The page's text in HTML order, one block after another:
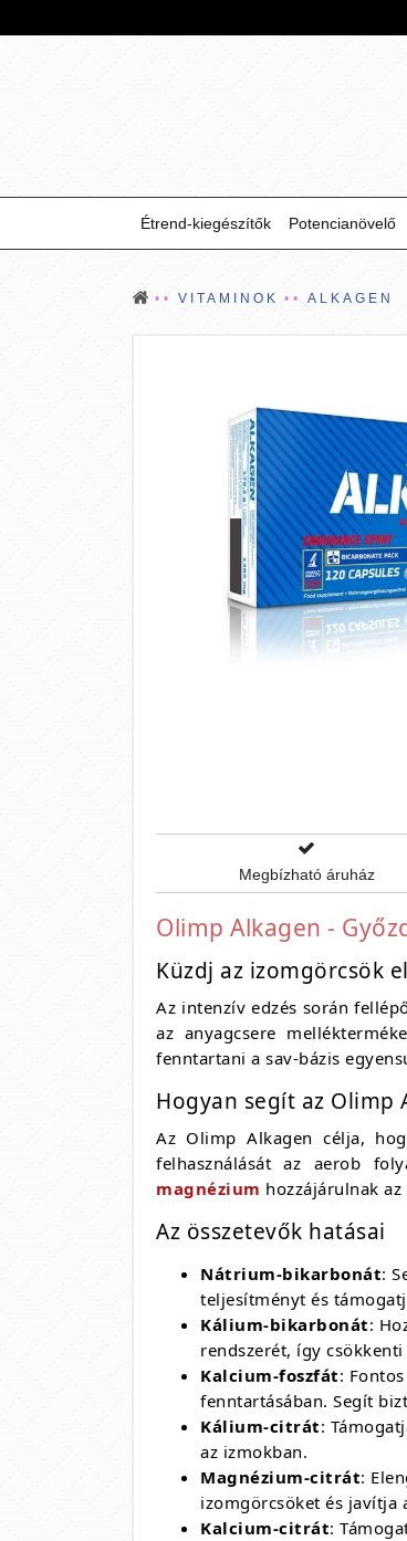
Étrend-kiegészítők Potencianövelő
VITAMINOK ALKAGEN
Megbízható áruház
Olimp Alkagen -
Küzdj az izomgörcsök
Az intenzív edzés során
az anyagcsere
fenntartani a sav-bázis
Hogyan segít az Olimp
Az Olimp Alkagen célja,
felhasználását az aerob
magnézium hozzájárulnak
Az összetevők hatásai
Nátrium-bikarbonát:
teljesítményt és
Kálium-bikarbonát:
rendszerét, így
Kalcium-foszfát:
fenntartásában. Segít
Kálium-citrát:
az izmokban.
Magnézium-citrát:
izomgörcsöket és javítja
Kalcium-citrát: